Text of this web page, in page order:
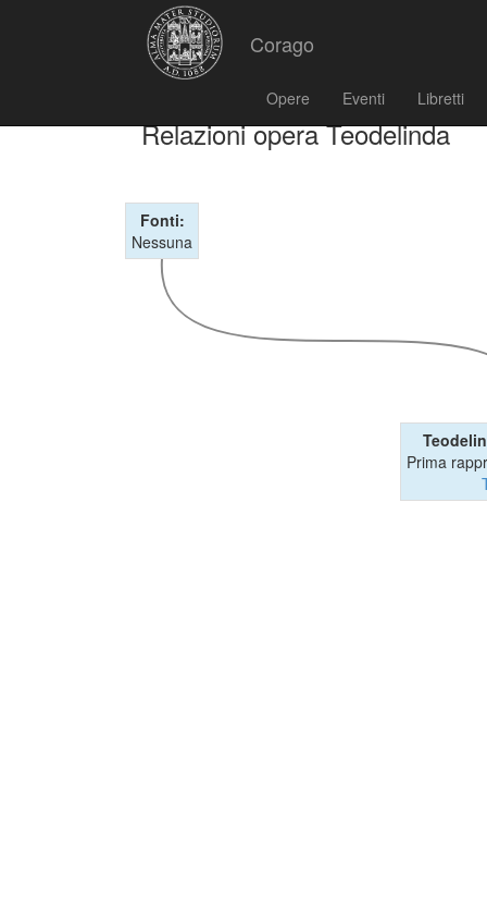
Corago
Opere Eventi Libretti
Relazioni opera Teodelinda
Fonti:
Nessuna
Prima